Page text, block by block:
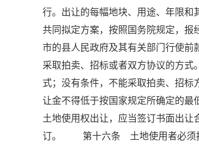
行。出让的每幅地块、用途、年限和
共同拟定方案，按照国务院规定，
市的县人民政府及其有关部门行使
采取拍卖、招标或者双方协议的方
式；没有条件，不能采取拍卖、招
让金不得低于按国家规定所确定
土地使用权出让，应当签订书面出
订。 第十六条 土地使用者必须按